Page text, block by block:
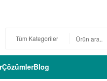
ÇözümlerBlog